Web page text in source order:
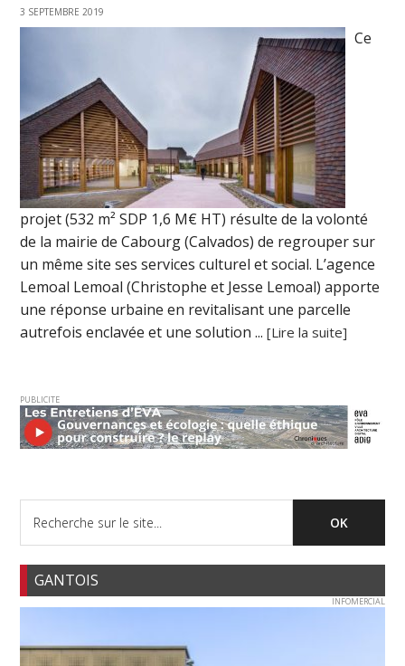
3 SEPTEMBRE 2019
Ce
projet (532 m² SDP 1,6 M€ HT) résulte de la volonté
de la mairie de Cabourg (Calvados) de regrouper sur
un même site ses services culturel et social. L’agence
Lemoal Lemoal (Christophe et Jesse Lemoal) apporte
une réponse urbaine en revitalisant une parcelle
autrefois enclavée et une solution ...[Lire la suite]
PUBLICITE
GANTOIS
INFOMERCIAL